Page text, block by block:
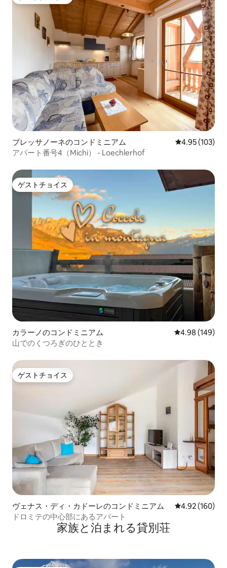
ブレッサノーネのコンドミニアム レビュー103
4.95 (103)
アパート番号4（Michi） - Loechlerhof
ゲストチョイス
ゲストチョイス
カラーノのコンドミニアム レビュー149
4.98 (149)
山でのくつろぎのひととき
ゲストチョイス
ゲストチョイス
ヴェナス・ディ・カドーレのコンドミニアム レビュー160
4.92 (160)
ドロミテの中心部にあるアパート
家族と泊まれる貸別荘